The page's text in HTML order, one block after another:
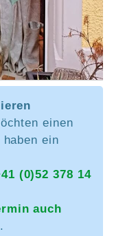
einen
ein
(0)52 378 14
auch